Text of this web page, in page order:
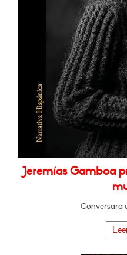
Jeremías Gamboa
Conversará